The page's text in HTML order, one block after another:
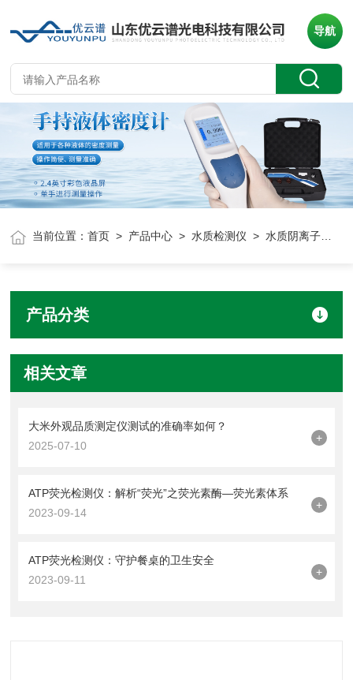
导航
当前位置：首页 > 产品中心 >水质检测仪 > 水质阴离子表面活性剂检测仪
产品分类
相关文章
大米外观品质测定仪测试的准确率如何？
2025-07-10
+
ATP荧光检测仪：解析“荧光”之荧光素酶—荧光素体系
2023-09-14
+
ATP荧光检测仪：守护餐桌的卫生安全
2023-09-11
+